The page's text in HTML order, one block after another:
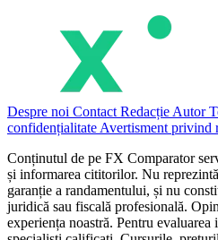
Despre noi Contact Redacție Autor
confidențialitate Avertisment privind
Conținutul de pe FX Comparator
și informarea cititorilor. Nu
garanție a randamentului, și nu
juridică sau fiscală profesională.
experiența noastră. Pentru